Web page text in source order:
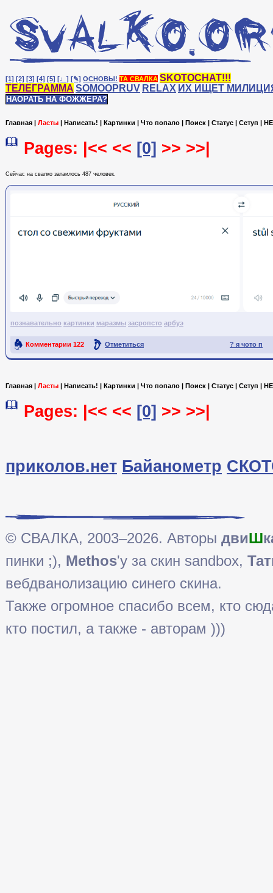
[1] [2] [3] [4] [5] [♩] [✎] ОСНОВЫ! ТА СВАЛКА SKOTOCHAT!!!
ТЕЛЕГРАММА SOMOOPRUV RELAX ИХ ИЩЕТ
НАОРАТЬ НА ФОЖЖЕРА?
Главная | Ласты | Написать! | Картинки | Что попало | Поиск | Статус | Сетуп |
Pages: |<< << [0] >> >>|
Сейчас на cвалко затаилось 487 человек.
познавательно картинки маразмы засропсто арбуэ
? я чото п
Комментарии 122 Отметиться
Ссылка на пост
Главная | Ласты | Написать! | Картинки | Что попало | Поиск | Статус | Сетуп |
Pages: |<< << [0] >> >>|
приколов.нет Байанометр
© СВАЛКА, 2003–2026. Авторы двиШ
пинки ;), Methos'у за скин sandbox,
вебдванолизацию синего скина.
Также огромное спасибо всем, кто
кто постил, а также - авторам )))